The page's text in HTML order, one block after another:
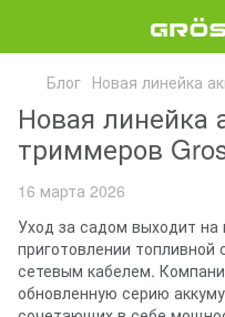
Блог Новая линейка
Новая линейка
триммеров
16 марта 2026
Уход за садом выходит на
приготовлении
сетевым кабелем.
обновленную серию